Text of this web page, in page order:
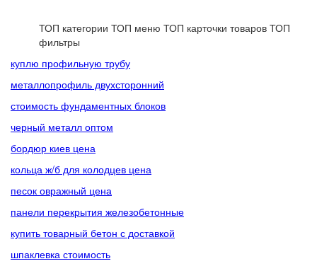
ТОП категории ТОП меню ТОП карточки товаров ТОП
фильтры
куплю профильную трубу
металлопрофиль двухсторонний
стоимость фундаментных блоков
черный металл оптом
бордюр киев цена
кольца ж/б для колодцев цена
песок овражный цена
панели перекрытия железобетонные
купить товарный бетон с доставкой
шпаклевка стоимость